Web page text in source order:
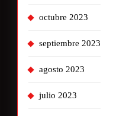
octubre 2023
septiembre 2023
agosto 2023
julio 2023